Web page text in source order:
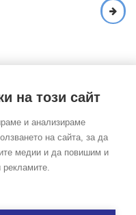
Всички права запазени
|
на този сайт
и анализираме
на сайта, за да
медии и да повишим и
рекламите.